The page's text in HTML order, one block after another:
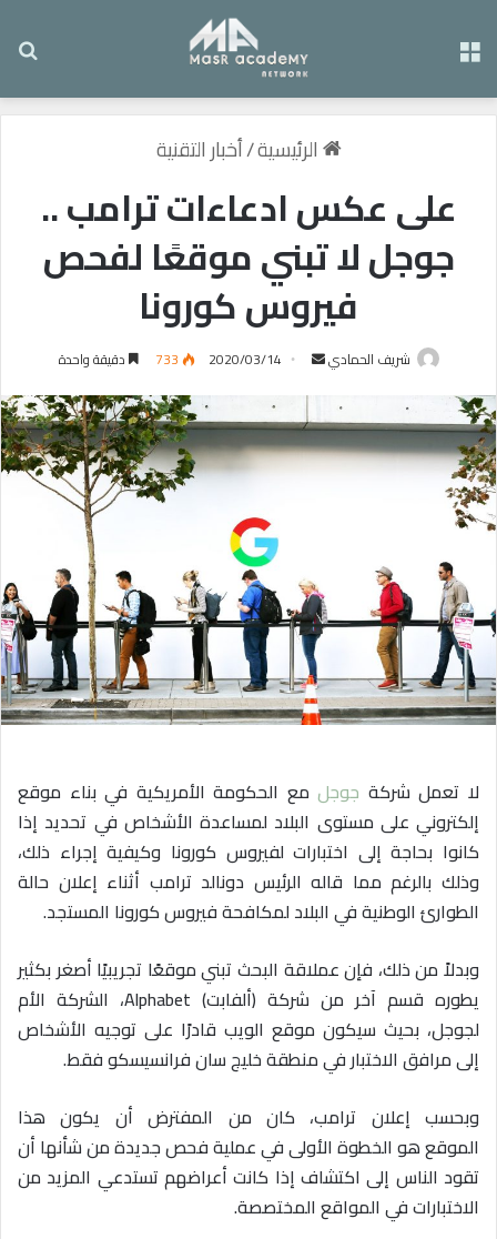
الرئيسية/أخبار التقنية
على عكس ادعاءات ترامب ..
جوجل لا تبني موقعًا لفحص
فيروس كورونا
شريف الحمادي
س
ل
ب
إ
ل
ك
ت
ر
و
ي
2020/03/14
733 دقيقة واحدة
لا تعمل شركة جوجل مع الحكومة الأمريكية في بناء موقع
إلكتروني على مستوى البلاد لمساعدة الأشخاص في تحديد إذا
كانوا بحاجة إلى اختبارات لفيروس كورونا وكيفية إجراء ذلك،
وذلك بالرغم مما قاله الرئيس دونالد ترامب أثناء إعلان حالة
الطوارئ الوطنية في البلاد لمكافحة فيروس كورونا المستجد.
وبدلاً من ذلك، فإن عملاقة البحث تبني موقعًا تجريبيًا أصغر بكثير
يطوره قسم آخر من شركة (ألفابت) Alphabet، الشركة الأم
لجوجل، بحيث سيكون موقع الويب قادرًا على توجيه الأشخاص
إلى مرافق الاختبار في منطقة خليج سان فرانسيسكو فقط.
وبحسب إعلان ترامب، كان من المفترض أن يكون هذا
الموقع هو الخطوة الأولى في عملية فحص جديدة من شأنها أن
تقود الناس إلى اكتشاف إذا كانت أعراضهم تستدعي المزيد من
الاختبارات في المواقع المختصصة.